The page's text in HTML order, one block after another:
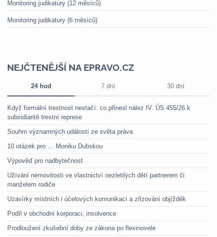
Monitoring judikatury (12 měsíců)
Monitoring judikatury (6 měsíců)
NEJČTENĚJŠÍ NA EPRAVO.CZ
24 hod 7 dní 30 dní
Když formální trestnost nestačí: co přinesl nález IV. ÚS 455/26 k
subsidiaritě trestní represe
Souhrn významných událostí ze světa práva
10 otázek pro … Moniku Dubskou
Výpověď pro nadbytečnost
Užívání nemovitosti ve vlastnictví nezletilých dětí partnerem či
manželem rodiče
Uzavírky místních i účelových komunikací a zřizování objížděk
Podíl v obchodní korporaci, insolvence
Prodloužení zkušební doby ze zákona po flexinovele